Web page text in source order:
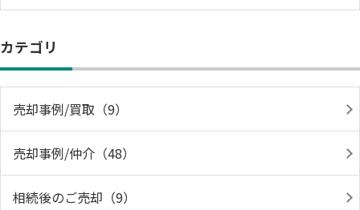
カテゴリ
売却事例/買取（9）
売却事例/仲介（48）
相続後のご売却（9）